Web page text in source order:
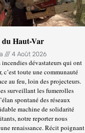
du Haut-Var
4 Août 2026
dévastateurs qui ont
c’est toute une communauté
au feu, loin des projecteurs.
surveillant les fumerolles
spontané des réseaux
machine de solidarité
notre reporter nous
renaissance. Récit poignant